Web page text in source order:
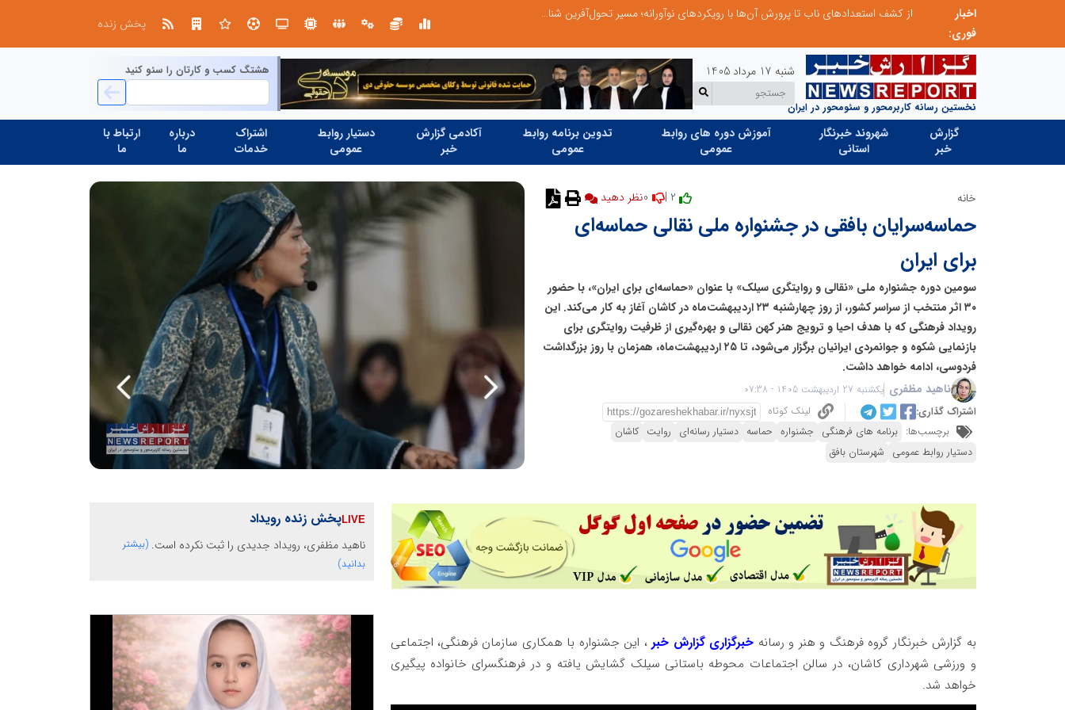
اخبار
فوری:
از کشف استعدادهای ناب تا پرورش آن‌ها با رویکردهای نوآورانه؛ مسیر تحول‌آفرین شنای ایران در سطح جهانی
پخش زنده
نخستین رسانه کاربرمحور و سئومحور در ایران
شنبه 17 مرداد 1405 هشتگ کسب و کارتان را سئو کنید
گزارش
خبر
شهروند خبرنگار
استانی
آموزش دوره های روابط
عمومی
تدوین برنامه روابط
عمومی
آکادمی گزارش
خبر
دستیار روابط
عمومی
اشتراک
خدمات
درباره
ما
ارتباط با
ما
خانه نظر دهید
حماسه‌سرایان بافقی در جشنواره ملی نقالی حماسه‌ای
برای ایران
سومین دوره جشنواره ملی «نقالی و روایتگری سیلک» با عنوان «حماسه‌ای برای ایران»، با حضور
۳۰ اثر منتخب از سراسر کشور، از روز چهارشنبه ۲۳ اردیبهشت‌ماه در کاشان آغاز به کار می‌کند. این
رویداد فرهنگی که با هدف احیا و ترویج هنر کهن نقالی و بهره‌گیری از ظرفیت روایتگری برای
بازنمایی شکوه و جوانمردی ایرانیان برگزار می‌شود، تا ۲۵ اردیبهشت‌ماه، همزمان با روز بزرگداشت
فردوسی، ادامه خواهد داشت.
ناهید مظفری یکشنبه 27 اردیبهشت 1405 - 07:38
اشتراک گذاری:
لینک کوتاه
برچسب‌ها: برنامه های فرهنگی جشنواره حماسه دستیار رسانه‌ای روایت کاشان
دستیار روابط عمومی شهرستان بافق
به گزارش خبرنگار گروه فرهنگ و هنر و رسانه خبرگزاری گزارش خبر، این جشنواره با همکاری سازمان فرهنگی، اجتماعی
و ورزشی شهرداری کاشان، در سالن اجتماعات محوطه باستانی سیلک گشایش یافته و در فرهنگسرای خانواده پیگیری
خواهد شد.
پخش زنده رویداد
ناهید مظفری، رویداد جدیدی را ثبت نکرده است. (بیشتر
بدانید)